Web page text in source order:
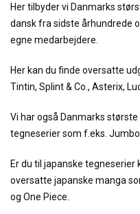
Her tilbyder vi Danmarks
dansk fra sidste århundrede
egne medarbejdere.
Her kan du finde oversatte
Tintin, Splint & Co., Asterix,
Vi har også Danmarks
tegneserier som f.eks.
Er du til japanske
oversatte japanske manga
og One Piece.